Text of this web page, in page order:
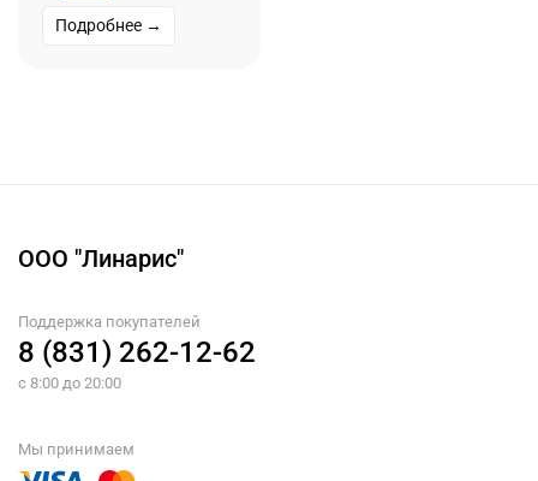
Подробнее →
ООО "Линарис"
Поддержка покупателей
8 (831) 262-12-62
с 8:00 до 20:00
Мы принимаем